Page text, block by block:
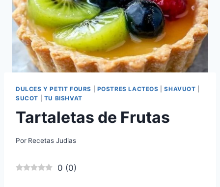
DULCES Y PETIT FOURS POSTRES LACTEOS |SHAVUOT
SUCOT
TU BISHVAT
Tartaletas de Frutas
Por Recetas Judias
0 (0)